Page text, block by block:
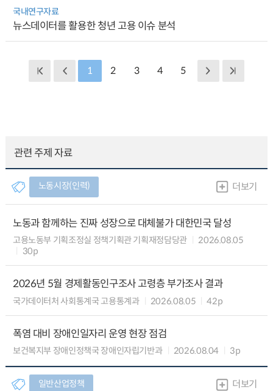
국내연구자료
뉴스데이터를 활용한 청년 고용 이슈 분석
1 2 3 4 5
관련 주제 자료
노동시장(인력) 더보기
노동과 함께하는 진짜 성장으로 대체불가 대한민국 달성
고용노동부 기획조정실 정책기획관 기획재정담당관
2026.08.05
30p
2026년 5월 경제활동인구조사 고령층 부가조사 결과
국가데이터처 사회통계국 고용통계과 2026.08.05 42p
폭염 대비 장애인일자리 운영 현장 점검
보건복지부 장애인정책국 장애인자립기반과 2026.08.04 3p
일반산업정책 더보기